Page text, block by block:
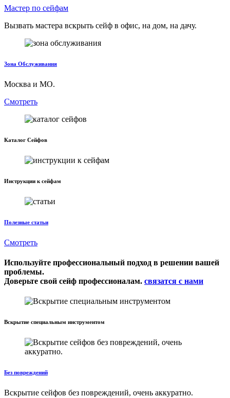
Мастер по сейфам
Вызвать мастера вскрыть сейф в офис, на дом, на дачу.
Зона Обслуживания
Москва и МО.
Смотреть
Каталог Сейфов
Инструкции к сейфам
Полезные статьи
Смотреть
Используйте профессиональный подход в решении вашей
проблемы.
Доверьте свой сейф профессионалам. связатся с нами
Вскрытие специальным инструментом
Без повреждений
Вскрытие сейфов без повреждений, очень аккуратно.